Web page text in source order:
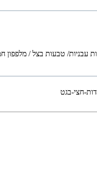
עבניות/ טבעות בצל / מלפפון